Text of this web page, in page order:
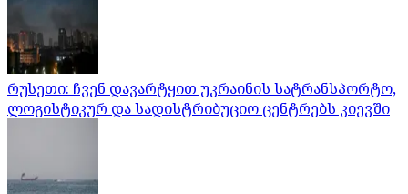
რუსეთი: ჩვენ დავარტყით უკრაინის სატრანსპორტო,
ლოგისტიკურ და სადისტრიბუციო ცენტრებს კიევში